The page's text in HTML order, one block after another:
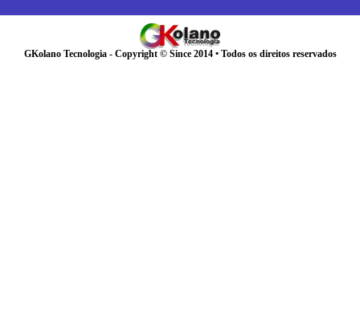
GKolano Tecnologia - Copyright © Since 2014 • Todos os direitos reservados